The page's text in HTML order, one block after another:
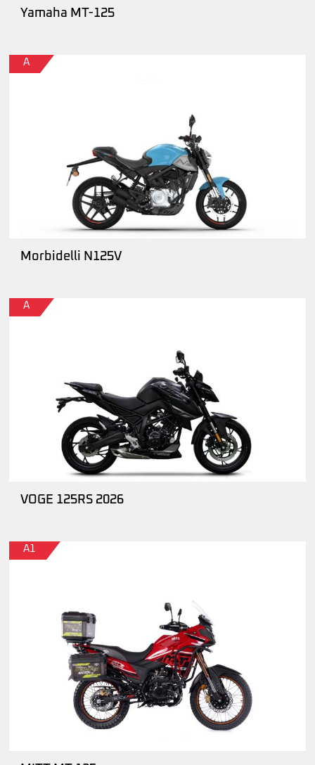
Yamaha MT-125
A
Morbidelli N125V
A
VOGE 125RS 2026
A1